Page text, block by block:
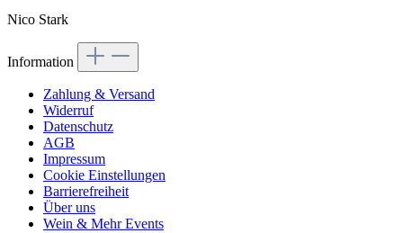
Nico Stark
Information
Zahlung & Versand
Widerruf
Datenschutz
AGB
Impressum
Cookie Einstellungen
Barrierefreiheit
Über uns
Wein & Mehr Events